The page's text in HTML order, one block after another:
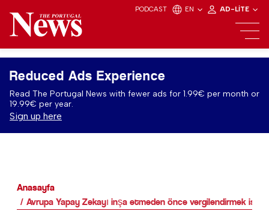
PODCAST EN AD-LITE
Reduced Ads Experience
Read The Portugal News with fewer ads for 1.99€ per month or
19.99€ per year.
Sign up here
Anasayfa
Avrupa Yapay Zekayı inşa etmeden önce vergilendirmek